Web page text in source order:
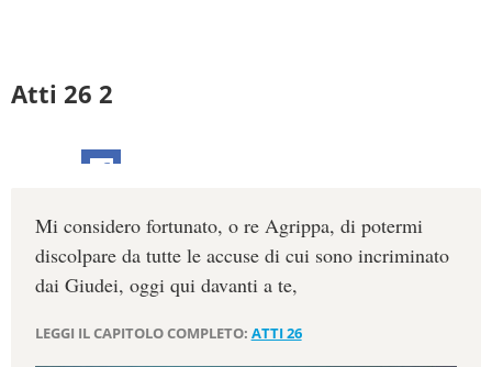
Atti 26 2
Mi considero fortunato, o re Agrippa, di potermi
discolpare da tutte le accuse di cui sono incriminato
dai Giudei, oggi qui davanti a te,
LEGGI IL CAPITOLO COMPLETO: ATTI 26